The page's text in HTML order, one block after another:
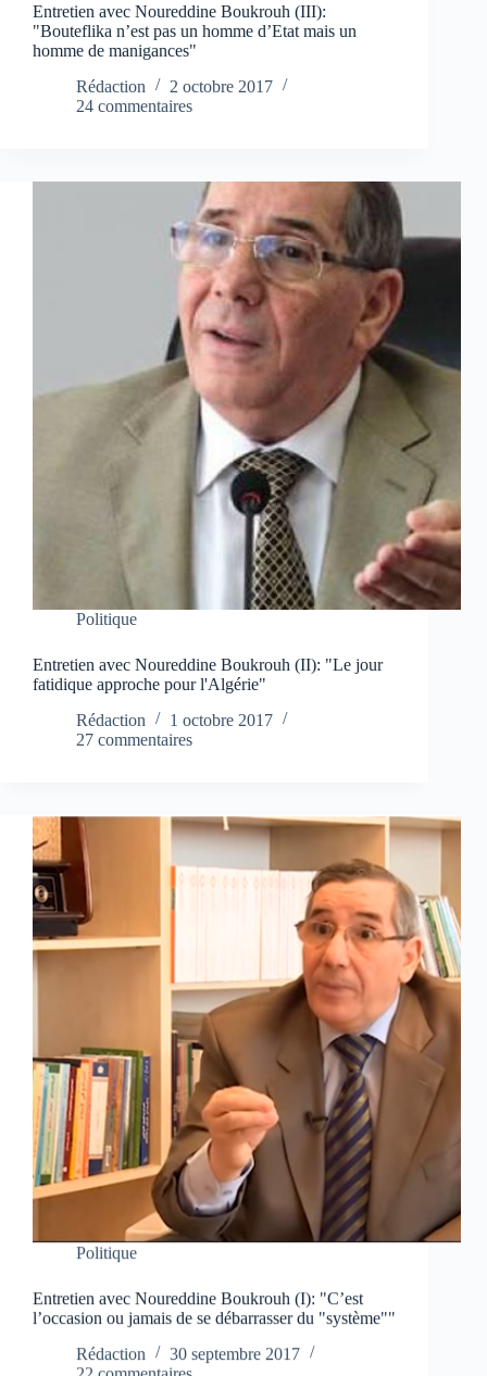
Entretien avec Noureddine Boukrouh (III):
"Bouteflika n’est pas un homme d’Etat mais un
homme de manigances"
Rédaction
2 octobre 2017
24 commentaires
Politique
Entretien avec Noureddine Boukrouh (II): "Le jour
fatidique approche pour l'Algérie"
Rédaction
1 octobre 2017
27 commentaires
Politique
Entretien avec Noureddine Boukrouh (I): "C’est
l’occasion ou jamais de se débarrasser du "système""
Rédaction
30 septembre 2017